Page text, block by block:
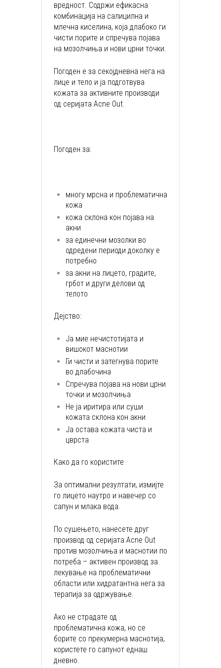
вредност. Содржи ефикасна
комбинација на салицилна и
млечна киселина, која длабоко ги
чисти порите и спречува појава
на мозолчиња и нови црни точки.
Погоден е за секојдневна нега на
лице и тело и ја подготвува
кожата за активните производи
од серијата Acne Out.
Погоден за:
многу мрсна и проблематична
кожа
кожа склона кон појава на
акни
за единечни мозолки во
одредени периоди доколку е
потребно
за акни на лицето, градите,
грбот и други делови од
телото
Дејство:
Ја мие нечистотијата и
вишокот маснотии
Ги чисти и затегнува порите
во длабочина
Спречува појава на нови црни
точки и мозолчиња
Не ја иритира или суши
кожата склона кон акни
Ја остава кожата чиста и
цврста
Како да го користите
За оптимални резултати, измијте
го лицето наутро и навечер со
сапун и млака вода.
По сушењето, нанесете друг
производ од серијата Acne Out
против мозолчиња и маснотии по
потреба – активен производ за
лекување на проблематични
области или хидратантна нега за
терапија за одржување.
Ако не страдате од
проблематична кожа, но се
борите со прекумерна маснотија,
користете го сапунот еднаш
дневно.